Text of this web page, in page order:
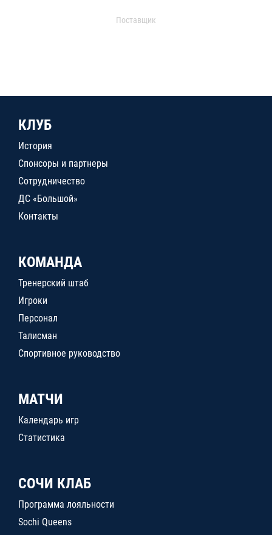
Поставщик
КЛУБ
История
Спонсоры и партнеры
Сотрудничество
ДС «Большой»
Контакты
КОМАНДА
Тренерский штаб
Игроки
Персонал
Талисман
Спортивное руководство
МАТЧИ
Календарь игр
Статистика
СОЧИ КЛАБ
Программа лояльности
Sochi Queens